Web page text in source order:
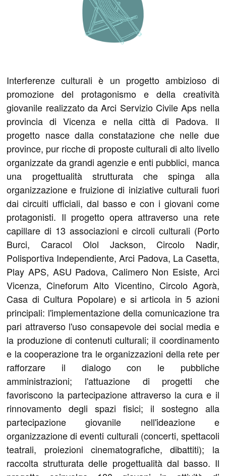
Interferenze culturali è un progetto ambizioso di
promozione del protagonismo e della creatività
giovanile realizzato da Arci Servizio Civile Aps nella
provincia di Vicenza e nella città di Padova. Il
progetto nasce dalla constatazione che nelle due
province, pur ricche di proposte culturali di alto livello
organizzate da grandi agenzie e enti pubblici, manca
una progettualità strutturata che spinga alla
organizzazione e fruizione di iniziative culturali fuori
dai circuiti ufficiali, dal basso e con i giovani come
protagonisti. Il progetto opera attraverso una rete
capillare di 13 associazioni e circoli culturali (Porto
Burci, Caracol Olol Jackson, Circolo Nadir,
Polisportiva Independiente, Arci Padova, La Casetta,
Play APS, ASU Padova, Calimero Non Esiste, Arci
Vicenza, Cineforum Alto Vicentino, Circolo Agorà,
Casa di Cultura Popolare) e si articola in 5 azioni
principali: l'implementazione della comunicazione tra
pari attraverso l'uso consapevole dei social media e
la produzione di contenuti culturali; il coordinamento
e la cooperazione tra le organizzazioni della rete per
rafforzare il dialogo con le pubbliche
amministrazioni; l'attuazione di progetti che
favoriscono la partecipazione attraverso la cura e il
rinnovamento degli spazi fisici; il sostegno alla
partecipazione giovanile nell'ideazione e
organizzazione di eventi culturali (concerti, spettacoli
teatrali, proiezioni cinematografiche, dibattiti); la
raccolta strutturata delle progettualità dal basso. Il